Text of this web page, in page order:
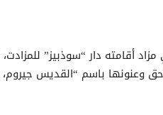
أقامته دار “سوذبيز”
وعنونها باسم “القديس